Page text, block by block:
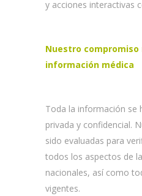
y acciones interactivas
Nuestro compromiso
información médica
Toda la información se
privada y confidencial.
sido evaluadas para
todos los aspectos de
nacionales, así como
vigentes.